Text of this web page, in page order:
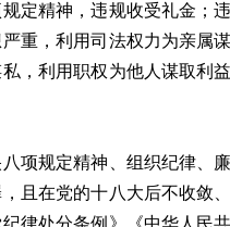
定精神，违规收受礼金；
重，利用司法权力为亲属
，利用职权为他人谋取利
规定精神、组织纪律、
且在党的十八大后不收敛
律处分条例》《中华人民